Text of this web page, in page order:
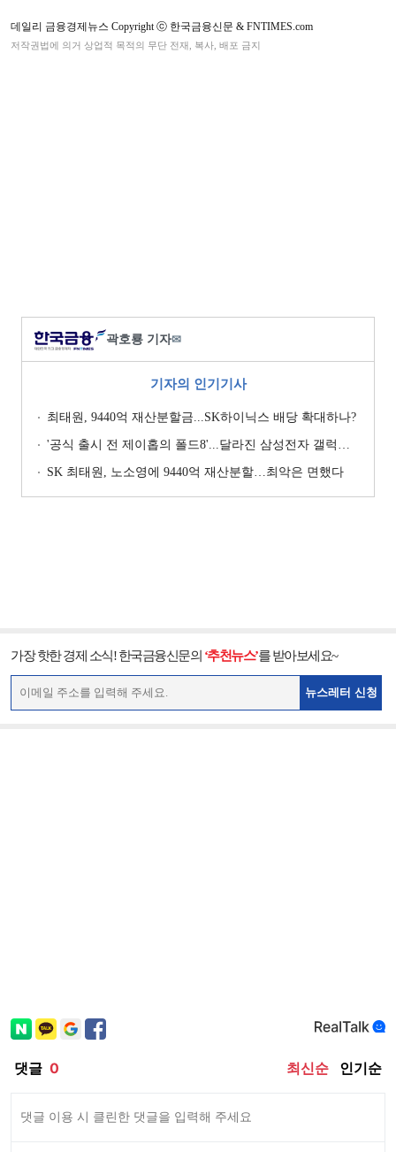
데일리 금융경제뉴스 Copyright ⓒ 한국금융신문 & FNTIMES.com
저작권법에 의거 상업적 목적의 무단 전재, 복사, 배포 금지
곽호룡 기자✉
기자의 인기기사
최태원, 9440억 재산분할금...SK하이닉스 배당 확대하나?
'공식 출시 전 제이홉의 폴드8'...달라진 삼성전자 갤럭시 마케팅?
SK 최태원, 노소영에 9440억 재산분할…최악은 면했다
가장 핫한 경제 소식! 한국금융신문의 ‘추천뉴스’를 받아보세요~
뉴스레터 신청